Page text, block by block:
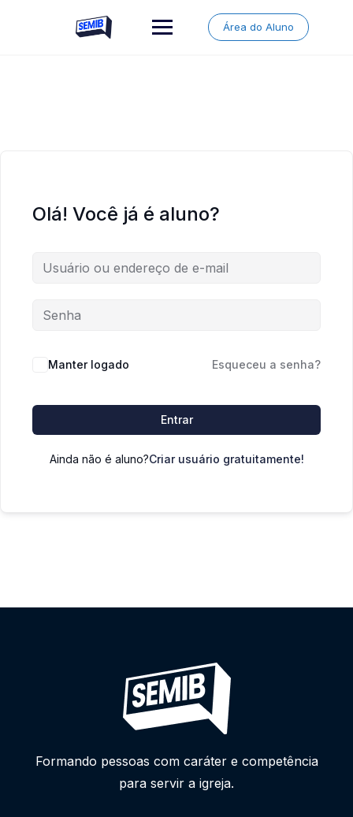
Área do Aluno
Olá! Você já é aluno?
Manter logado Esqueceu a senha?
Entrar
Ainda não é aluno?Criar usuário gratuitamente!
Formando pessoas com caráter e competência
para servir a igreja.